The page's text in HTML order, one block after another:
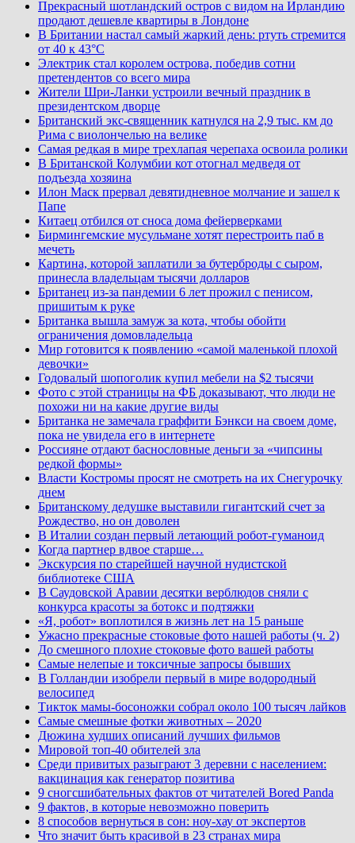
Прекрасный шотландский остров с видом на Ирландию
продают дешевле квартиры в Лондоне
В Британии настал самый жаркий день: ртуть стремится
от 40 к 43°C
Электрик стал королем острова, победив сотни
претендентов со всего мира
Жители Шри-Ланки устроили вечный праздник в
президентском дворце
Британский экс-священник катнулся на 2,9 тыс. км до
Рима с виолончелью на велике
Самая редкая в мире трехлапая черепаха освоила ролики
В Британской Колумбии кот отогнал медведя от
подъезда хозяина
Илон Маск прервал девятидневное молчание и зашел к
Папе
Китаец отбился от сноса дома фейерверками
Бирмингемские мусульмане хотят перестроить паб в
мечеть
Картина, которой заплатили за бутерброды с сыром,
принесла владельцам тысячи долларов
Британец из-за пандемии 6 лет прожил с пенисом,
пришитым к руке
Британка вышла замуж за кота, чтобы обойти
ограничения домовладельца
Мир готовится к появлению «самой маленькой плохой
девочки»
Годовалый шопоголик купил мебели на $2 тысячи
Фото с этой страницы на ФБ доказывают, что люди не
похожи ни на какие другие виды
Британка не замечала граффити Бэнкси на своем доме,
пока не увидела его в интернете
Россияне отдают баснословные деньги за «чипсины
редкой формы»
Власти Костромы просят не смотреть на их Снегурочку
днем
Британскому дедушке выставили гигантский счет за
Рождество, но он доволен
В Италии создан первый летающий робот-гуманоид
Когда партнер вдвое старше…
Экскурсия по старейшей научной нудистской
библиотеке США
В Саудовской Аравии десятки верблюдов сняли с
конкурса красоты за ботокс и подтяжки
«Я, робот» воплотился в жизнь лет на 15 раньше
Ужасно прекрасные стоковые фото нашей работы (ч. 2)
До смешного плохие стоковые фото вашей работы
Самые нелепые и токсичные запросы бывших
В Голландии изобрели первый в мире водородный
велосипед
Тикток мамы-босоножки собрал около 100 тысяч лайков
Самые смешные фотки животных – 2020
Дюжина худших описаний лучших фильмов
Мировой топ-40 обителей зла
Среди привитых разыграют 3 деревни с населением:
вакцинация как генератор позитива
9 сногсшибательных фактов от читателей Bored Panda
9 фактов, в которые невозможно поверить
8 способов вернуться в сон: ноу-хау от экспертов
Что значит быть красивой в 23 странах мира